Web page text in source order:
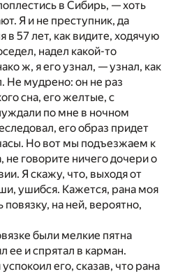
в Сибирь, — хоть
Я и не преступник, да
в 57 лет, как видите, ходячую
надел какой-то
ж, я его узнал, — узнал, как
Не мудрено: он не раз
сна, его желтые, с
по мне в ночном
его образ придет
Но вот мы подъезжаем к
не говорите ничего дочери о
Я скажу, что, выходя от
ушибся. Кажется, рана моя
на ней, вероятно,
были мелкие пятна
ее и спрятал в карман.
его, сказав, что рана